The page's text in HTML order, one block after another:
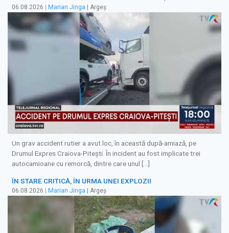
06.08.2026 | Marian Jinga | Argeș
Un grav accident rutier a avut loc, în această după-amiază, pe
Drumul Expres Craiova-Pitești. În incident au fost implicate trei
autocamioane cu remorcă, dintre care unul […]
ÎN STARE CRITICĂ, ÎN URMA UNEI EXPLOZII
06.08.2026 Marian Jinga | Argeș